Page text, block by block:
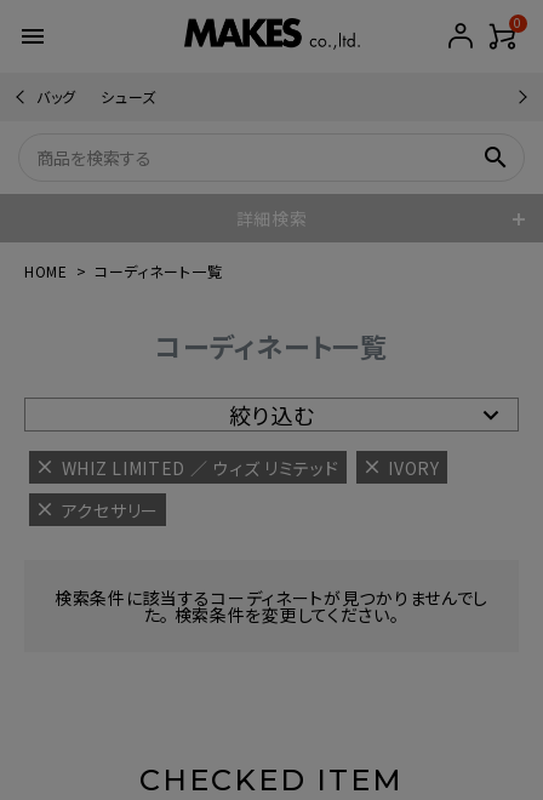
menu 0
バッグ シューズ
search
詳細検索
HOME コーディネート一覧
コーディネート一覧
絞り込む
WHIZ LIMITED ／ ウィズ リミテッド
IVORY
アクセサリー
検索条件に該当するコーディネートが見つかりませんでし
た。 検索条件を変更してください。
CHECKED ITEM